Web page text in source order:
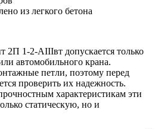
из легкого бетона
2П 1-2-АIIIвт допускается только
автомобильного крана.
петли, поэтому перед
проверить их надежность.
характеристикам эти
статическую, но и